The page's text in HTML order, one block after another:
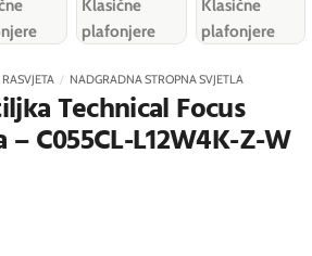
/ NADGRADNA STROPNA SVJETLA
Technical Focus
C055CL-L12W4K-Z-W